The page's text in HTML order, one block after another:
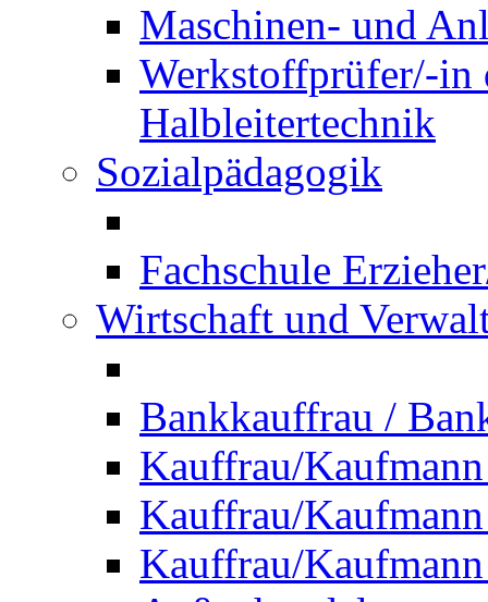
Maschinen- und
Werkstoffprüfer/-in
Halbleitertechnik
Sozialpädagogik
Fachschule
Wirtschaft und
Bankkauffrau /
Kauffrau/
Kauffrau/
Kauffrau/